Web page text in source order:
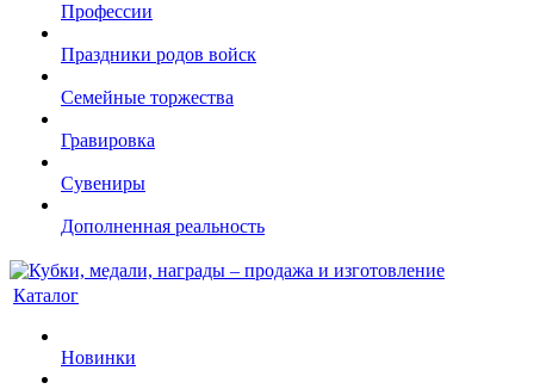
Профессии
Праздники родов войск
Семейные торжества
Гравировка
Сувениры
Дополненная реальность
Каталог
Новинки